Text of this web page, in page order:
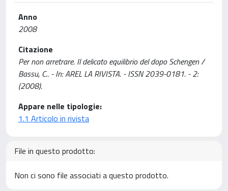
Anno
2008
Citazione
Per non arretrare. Il delicato equilibrio del dopo Schengen /
Bassu, C.. - In: AREL LA RIVISTA. - ISSN 2039-0181. - 2:
(2008).
Appare nelle tipologie:
1.1 Articolo in rivista
File in questo prodotto:
Non ci sono file associati a questo prodotto.